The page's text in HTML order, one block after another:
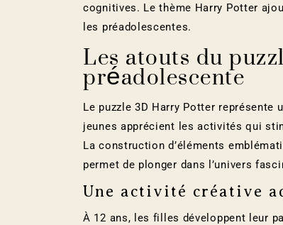
cognitives. Le thème Harry Potter
les préadolescentes.
Les atouts du
préadolescente
Le puzzle 3D Harry Potter représente
jeunes apprécient les activités qui
La construction d’éléments
permet de plonger dans l’univers
Une activité créative
À 12 ans, les filles développent leur